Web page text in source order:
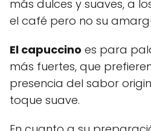
más dulces y suaves, a
el café pero no su
El capuccino es para
más fuertes, que
presencia del sabor
toque suave.